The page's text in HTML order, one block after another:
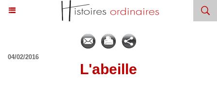
04/02/2016
L'abeille